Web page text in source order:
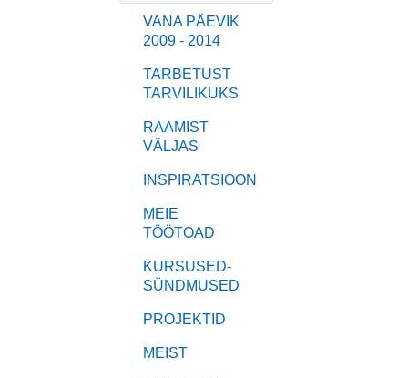
VANA PÄEVIK
2009 - 2014
TARBETUST
TARVILIKUKS
RAAMIST
VÄLJAS
INSPIRATSIOON
MEIE
TÖÖTOAD
KURSUSED-
SÜNDMUSED
PROJEKTID
MEIST